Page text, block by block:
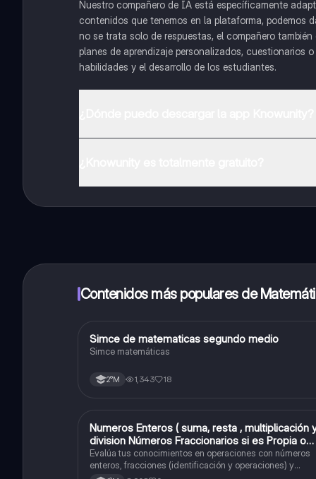
Nuestro compañero de IA está específicamente
contenidos que tenemos en la plataforma, podemos
no se trata solo de respuestas, el compañero
planes de aprendizaje personalizados, cuestionarios
habilidades y el desarrollo de los estudiantes.
inmeditamente. Puedes ganar dinero utilizando la
Contenidos más populares de
Matemáticas
Simce de matematicas segundo medio
Simce matemáticas
2°M 1,343 18
Matemáticas
Numeros Enteros ( suma, resta , multiplicación
division Números Fraccionarios si es Propia o
Impropia o mixto ( suma , resta , multiplicación y
división) Porcentaje ( fracción, porcentual y
Evalúa tus conocimientos en operaciones con números
enteros, fracciones (identificación y operaciones) y